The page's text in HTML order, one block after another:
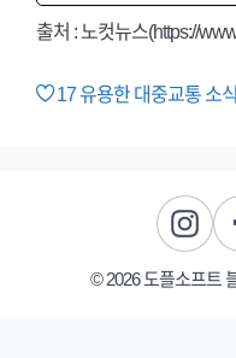
출처 : 노컷뉴스(https://
17유용한 대중교통 소
© 2026 도플소프트